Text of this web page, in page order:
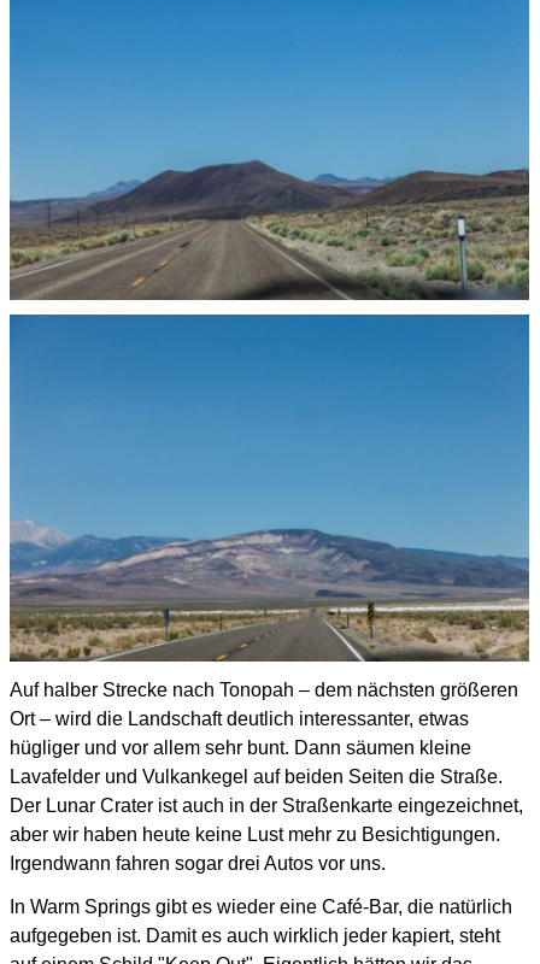
Auf halber Strecke nach Tonopah – dem nächsten größeren
Ort – wird die Landschaft deutlich interessanter, etwas
hügliger und vor allem sehr bunt. Dann säumen kleine
Lavafelder und Vulkankegel auf beiden Seiten die Straße.
Der Lunar Crater ist auch in der Straßenkarte eingezeichnet,
aber wir haben heute keine Lust mehr zu Besichtigungen.
Irgendwann fahren sogar drei Autos vor uns.
In Warm Springs gibt es wieder eine Café-Bar, die natürlich
aufgegeben ist. Damit es auch wirklich jeder kapiert, steht